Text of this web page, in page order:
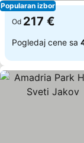
Popularan izbor
Od 217 €
Pogledaj cene sa